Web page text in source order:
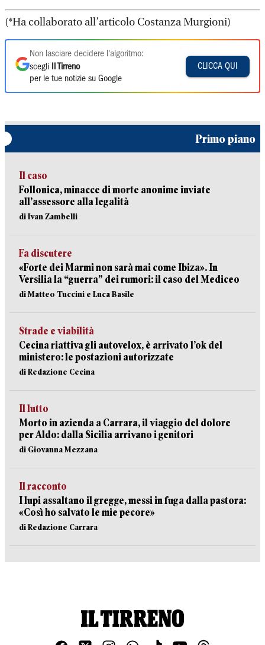
(*Ha collaborato all’articolo Costanza Murgioni)
Non lasciare decidere l'algoritmo:
scegli
Il Tirreno
per le tue notizie su Google
CLICCA QUI
Primo piano
Il caso
Follonica, minacce di morte anonime inviate
all’assessore alla legalità
di Ivan Zambelli
Fa discutere
«Forte dei Marmi non sarà mai come Ibiza». In
Versilia la “guerra” dei rumori: il caso del Mediceo
di Matteo Tuccini e Luca Basile
Strade e viabilità
Cecina riattiva gli autovelox, è arrivato l’ok del
ministero: le postazioni autorizzate
di Redazione Cecina
Il lutto
Morto in azienda a Carrara, il viaggio del dolore
per Aldo: dalla Sicilia arrivano i genitori
di Giovanna Mezzana
Il racconto
I lupi assaltano il gregge, messi in fuga dalla pastora:
«Così ho salvato le mie pecore»
di Redazione Carrara